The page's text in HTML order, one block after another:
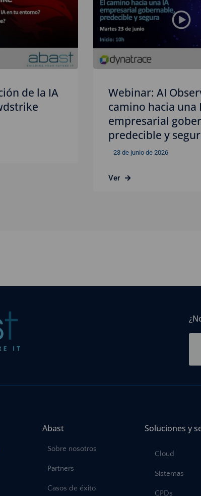
de la IA
Webinar: AI
camino hacia una
empresarial
predecible y
23 de junio de 2026
Ver
Abast
Sobre nosotros
Partners
Casos de éxito
Soluciones y
Cloud
Sistemas
CPDs